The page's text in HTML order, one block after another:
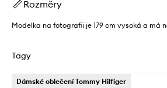
Rozměry
Modelka na fotografii je 179 cm vysoká a má
Tagy
Dámské oblečení Tommy Hilfiger